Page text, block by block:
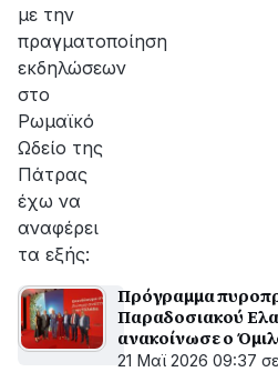
με την
πραγματοποίηση
εκδηλώσεων
στο
Ρωμαϊκό
Ωδείο της
Πάτρας
έχω να
αναφέρει
τα εξής:
Πρόγραμμα
Παραδοσιακού
ανακοίνωσε ο
21 Μαϊ 2026 09:37 σε